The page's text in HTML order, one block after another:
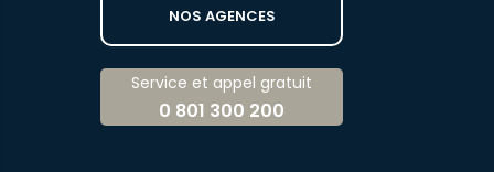
NOS AGENCES
Service et appel gratuit
0 801 300 200